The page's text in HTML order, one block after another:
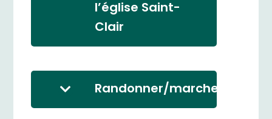
l’église Saint-
Clair
Randonner/marcher